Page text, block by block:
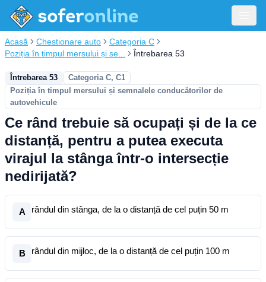
Acasă Chestionare auto
Categoria C
Poziția în timpul mersului și se...
Întrebarea 53
Întrebarea 53
Categoria C, C1
Poziția în timpul mersului și semnalele conducătorilor de
autovehicule
Ce rând trebuie să ocupați și de la ce
distanță, pentru a putea executa
virajul la stânga într-o intersecție
nedirijată?
A rândul din stânga, de la o distanță de cel puțin 50 m
B rândul din mijloc, de la o distanță de cel puțin 100 m